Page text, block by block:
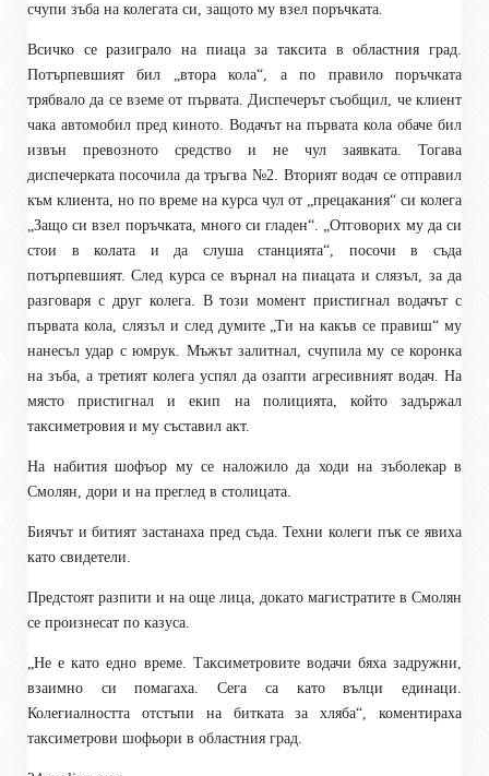
счупи зъба на колегата си, защото му взел поръчката.
Всичко се разиграло на пиаца за таксита в областния град.
Потърпевшият бил „втора кола“, а по правило поръчката
трябвало да се вземе от първата. Диспечерът съобщил, че клиент
чака автомобил пред киното. Водачът на първата кола обаче бил
извън превозното средство и не чул заявката. Тогава
диспечерката посочила да тръгва №2. Вторият водач се отправил
към клиента, но по време на курса чул от „прецакания“ си колега
„Защо си взел поръчката, много си гладен“. „Отговорих му да си
стои в колата и да слуша станцията“, посочи в съда
потърпевшият. След курса се върнал на пиацата и слязъл, за да
разговаря с друг колега. В този момент пристигнал водачът с
първата кола, слязъл и след думите „Ти на какъв се правиш“ му
нанесъл удар с юмрук. Мъжът залитнал, счупила му се коронка
на зъба, а третият колега успял да озапти агресивният водач. На
място пристигнал и екип на полицията, който задържал
таксиметровия и му съставил акт.
На набития шофъор му се наложило да ходи на зъболекар в
Смолян, дори и на преглед в столицата.
Биячът и битият застанаха пред съда. Техни колеги пък се явиха
като свидетели.
Предстоят разпити и на още лица, докато магистратите в Смолян
се произнесат по казуса.
„Не е като едно време. Таксиметровите водачи бяха задружни,
взаимно си помагаха. Сега са като вълци единаци.
Колегиалността отстъпи на битката за хляба“, коментираха
таксиметрови шофьори в областния град.